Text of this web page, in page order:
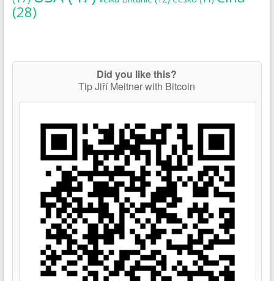
(28)
Did you like this?
Tip Jiří Meitner with Bitcoin